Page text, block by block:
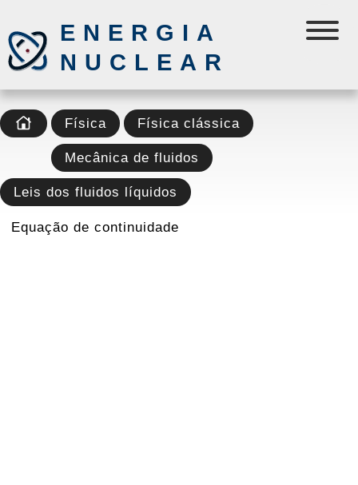
ENERGIA
NUCLEAR
Física Física clássica
Mecânica de fluidos
Leis dos fluidos líquidos
Equação de continuidade